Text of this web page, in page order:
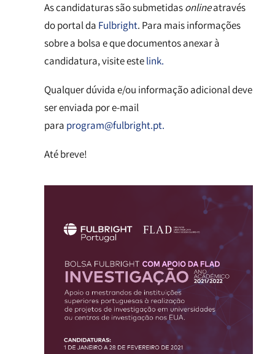
As candidaturas são submetidasonlineatravés
do portal da Fulbright. Para mais informações
sobre a bolsa e que documentos anexar à
candidatura, visite estelink.
Qualquer dúvida e/ou informação adicional deve
ser enviada por e-mail
para program@fulbright.pt.
Até breve!